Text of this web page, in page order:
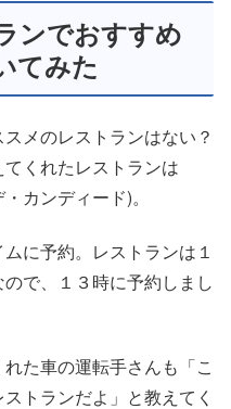
ンでおすすめ
てみた
メのレストランはない？
くれたレストランは
カンディード)。
に予約。レストランは１
で、１３時に予約しまし
た車の運転手さんも「こ
トランだよ」と教えてく